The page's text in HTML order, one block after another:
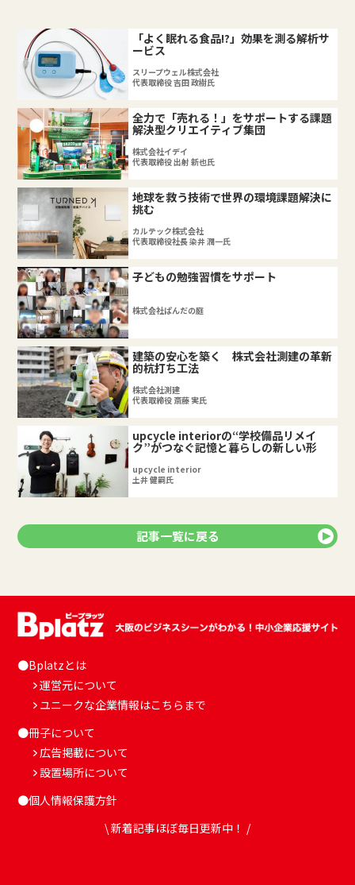
「よく眠れる食品!?」効果を測る解析サ
ービス
スリープウェル株式会社
代表取締役 吉田 政樹氏
全力で「売れる！」をサポートする課題
解決型クリエイティブ集団
株式会社イデイ
代表取締役 出射 新也氏
地球を救う技術で世界の環境課題解決に
挑む
カルテック株式会社
代表取締役社長 染井 潤一氏
子どもの勉強習慣をサポート
株式会社ぱんだの庭
建築の安心を築く 株式会社測建の革新
的杭打ち工法
株式会社測建
代表取締役 斎藤 実氏
upcycle interiorの“学校備品リメイ
ク”がつなぐ記憶と暮らしの新しい形
upcycle interior
土井 健嗣氏
記事一覧に戻る
●Bplatzとは
運営元について
ユニークな企業情報はこちらまで
●冊子について
広告掲載について
設置場所について
●個人情報保護方針
\ 新着記事ほぼ毎日更新中！ /